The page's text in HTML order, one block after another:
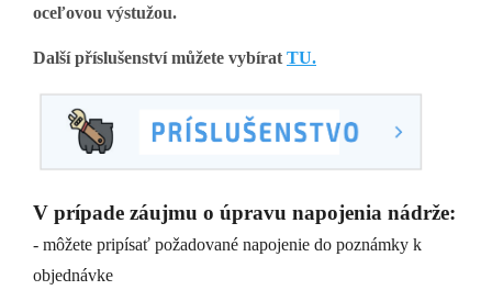
oceľovou výstužou.
Další příslušenství můžete vybírat TU.
V prípade záujmu o úpravu napojenia nádrže:
- môžete pripísať požadované napojenie do poznámky k
objednávke